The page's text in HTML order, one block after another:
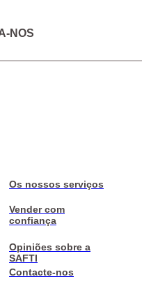
NOS
Os nossos serviços
Vender com
confiança
Opiniões sobre a
SAFTI
Contacte-nos